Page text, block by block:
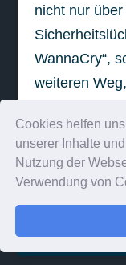
Cookies helfen
unserer Inhalte
Nutzung der
Verwendung von
nicht nur
WannaCry“,
weiteren
weiterlesen